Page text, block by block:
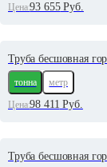
Цена:93 655Руб.
Труба бесшовная
тонна
метр
Цена:98 411 Руб.
Труба бесшовная